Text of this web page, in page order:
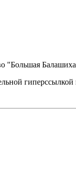
"Большая